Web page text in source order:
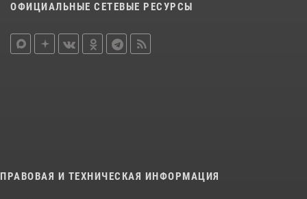
ОФИЦИАЛЬНЫЕ СЕТЕВЫЕ РЕСУРСЫ
ПРАВОВАЯ И ТЕХНИЧЕСКАЯ ИНФОРМАЦИЯ